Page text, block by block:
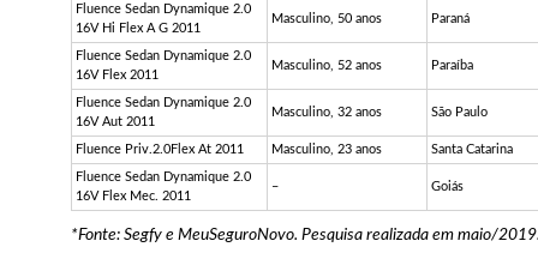
Fluence Sedan Dynamique 2.0
16V Hi Flex A G 2011
Masculino, 50 anos Paraná
Fluence Sedan Dynamique 2.0
16V Flex 2011
Masculino, 52 anos Paraíba
Fluence Sedan Dynamique 2.0
16V Aut 2011
Masculino, 32 anos São Paulo
Fluence Priv.2.0Flex At 2011 Masculino, 23 anos Santa Catarina
Fluence Sedan Dynamique 2.0
16V Flex Mec. 2011
– Goiás
*Fonte: Segfy e MeuSeguroNovo. Pesquisa realizada em maio/